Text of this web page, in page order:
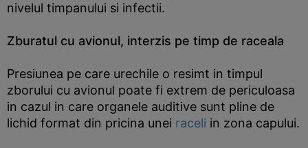
nivelul timpanului si infectii.
Zburatul cu avionul, interzis pe timp de raceala
Presiunea pe care urechile o resimt in timpul
zborului cu avionul poate fi extrem de periculoasa
in cazul in care organele auditive sunt pline de
lichid format din pricina unei raceli in zona capului.